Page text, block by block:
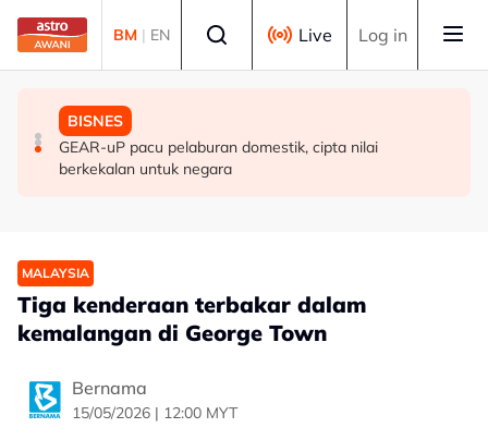
Skip to main content
BM | EN Live Log in
MALAYSIA
Budi Madani Diesel perkukuh penguatkuasaan, kekang
penyelewengan
MALAYSIA
Peruntukan EFT Pahang meningkat kepada RM24.57
juta tahun ini - Wan Rosdy
BISNES
GEAR-uP pacu pelaburan domestik, cipta nilai
berkekalan untuk negara
MALAYSIA
Tiga kenderaan terbakar dalam
kemalangan di George Town
Bernama
15/05/2026 | 12:00 MYT